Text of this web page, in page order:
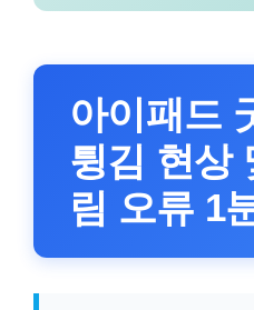
아이패드
튕김 현상
림 오류 1